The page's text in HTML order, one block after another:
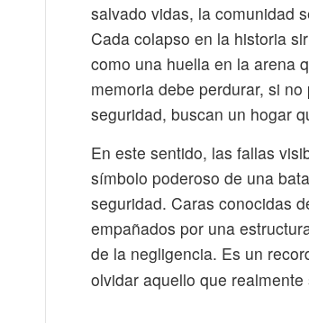
salvado vidas, la comunidad
Cada colapso en la historia
como una huella en la arena
memoria debe perdurar, si
seguridad, buscan un hogar
En este sentido, las fallas
símbolo poderoso de una
seguridad. Caras conocidas
empañados por una
de la negligencia. Es un
olvidar aquello que